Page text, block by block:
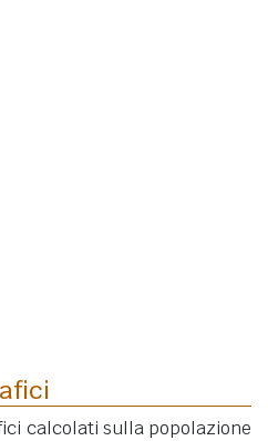
calcolati sulla popolazione